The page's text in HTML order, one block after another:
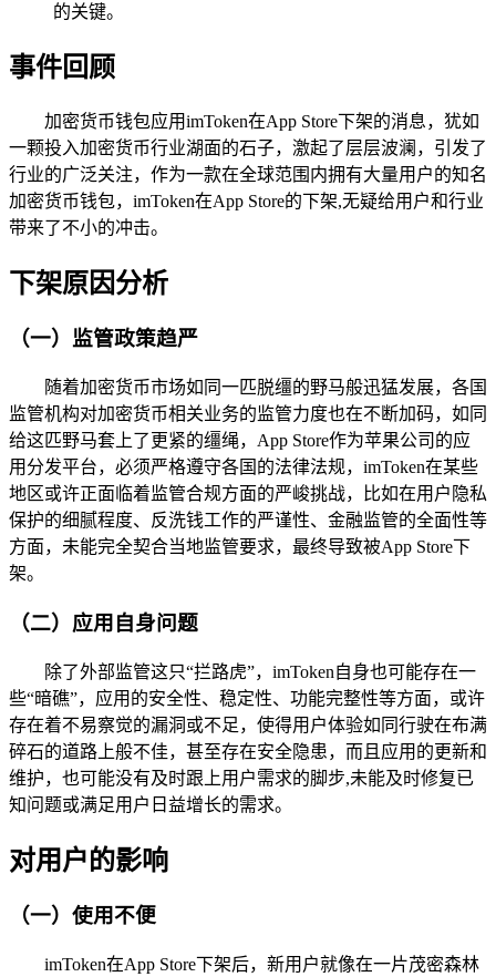
的关键。
事件回顾
加密货币钱包应用imToken在App Store下架的消息，犹如
一颗投入加密货币行业湖面的石子，激起了层层波澜，引发了
行业的广泛关注，作为一款在全球范围内拥有大量用户的知名
加密货币钱包，imToken在App Store的下架,无疑给用户和行业
带来了不小的冲击。
下架原因分析
（一）监管政策趋严
随着加密货币市场如同一匹脱缰的野马般迅猛发展，各国
监管机构对加密货币相关业务的监管力度也在不断加码，如同
给这匹野马套上了更紧的缰绳，App Store作为苹果公司的应
用分发平台，必须严格遵守各国的法律法规，imToken在某些
地区或许正面临着监管合规方面的严峻挑战，比如在用户隐私
保护的细腻程度、反洗钱工作的严谨性、金融监管的全面性等
方面，未能完全契合当地监管要求，最终导致被App Store下
架。
（二）应用自身问题
除了外部监管这只“拦路虎”，imToken自身也可能存在一
些“暗礁”，应用的安全性、稳定性、功能完整性等方面，或许
存在着不易察觉的漏洞或不足，使得用户体验如同行驶在布满
碎石的道路上般不佳，甚至存在安全隐患，而且应用的更新和
维护，也可能没有及时跟上用户需求的脚步,未能及时修复已
知问题或满足用户日益增长的需求。
对用户的影响
（一）使用不便
imToken在App Store下架后，新用户就像在一片茂密森林